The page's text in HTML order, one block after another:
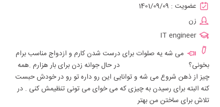
عضویت : 1401/09/09
زن
IT engineer
می شه یه صلوات برای درست شدن کارم و ازدواج مناسب برام
بخونی؟ در حال جوانه زدن برای بار هزارم .همه
چیز از ذهن شروع می شه و توانایی این رو داره تو رو در خودش حبست
کنه البته برای رسیدن به چیزی که می خوای می تونی تنظیمش کنی . در
تلاش برای ساختن من بهتر